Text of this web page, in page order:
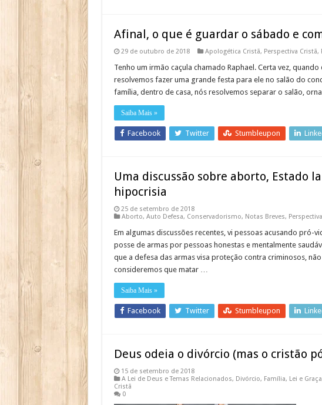
Afinal, o que é guardar o sábado e
29 de outubro de 2018 Apologética Cristã, Perspectiva Cristã,
Tenho um irmão caçula chamado Raphael. Certa vez,
resolvemos fazer uma grande festa para ele no salão do
família, dentro de casa, nós resolvemos separar o salão,
Saiba Mais »
Facebook Twitter Stumbleupon
Uma discussão sobre aborto, Estado
hipocrisia
25 de setembro de 2018
Aborto, Auto Defesa, Conservadorismo, Notas Breves,
Em algumas discussões recentes, vi pessoas acusando
posse de armas por pessoas honestas e mentalmente
que a defesa das armas visa proteção contra criminosos,
consideremos que matar …
Saiba Mais »
Facebook Twitter Stumbleupon
Deus odeia o divórcio (mas o cristão
15 de setembro de 2018
A Lei de Deus e Temas Relacionados, Divórcio, Família, Lei e Graça
Cristã
0